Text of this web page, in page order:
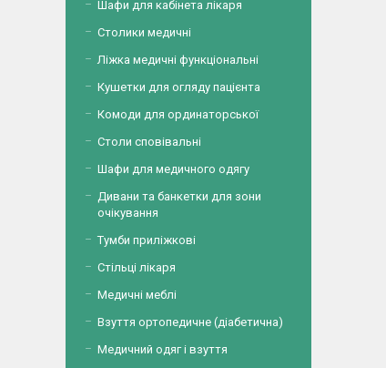
Шафи для кабінета лікаря
Столики медичні
Ліжка медичні функціональні
Кушетки для огляду пацієнта
Комоди для ординаторської
Столи сповівальні
Шафи для медичного одягу
Дивани та банкетки для зони
очікування
Тумби приліжкові
Стільці лікаря
Медичні меблі
Взуття ортопедичне (діабетична)
Медичний одяг і взуття